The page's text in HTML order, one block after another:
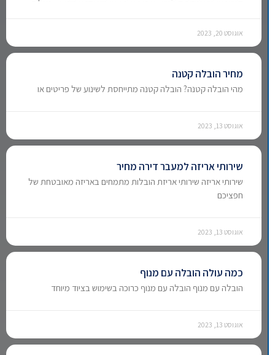
אוגוסט 20, 2023
מחיר הובלה קטנה
מהי הובלה קטנה? הובלה קטנה מתייחסת לשינוע של פריטים או
אוגוסט 13, 2023
שירותי אריזה למעבר דירה מחיר
שירותי אריזה שירותי אריזת הובלות מתמחים באריזה מאובטחת של
חפציכם
אוגוסט 13, 2023
כמה עולה הובלה עם מנוף
הובלה עם מנוף הובלה עם מנוף כרוכה בשימוש בציוד מיוחד
אוגוסט 13, 2023